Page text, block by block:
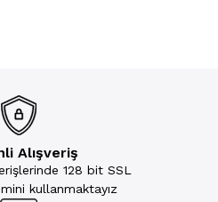
Alışveriş
128 bit SSL
kullanmaktayız